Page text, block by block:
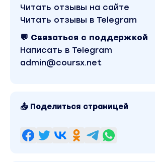
Читать отзывы на сайте
Читать отзывы в Telegram
💬 Связаться с поддержкой
Написать в Telegram
admin@coursx.net
📤 Поделиться страницей